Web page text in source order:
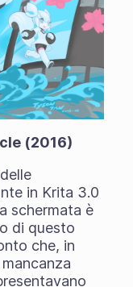
(2016)
in Krita 3.0
schermata è
di questo
che, in